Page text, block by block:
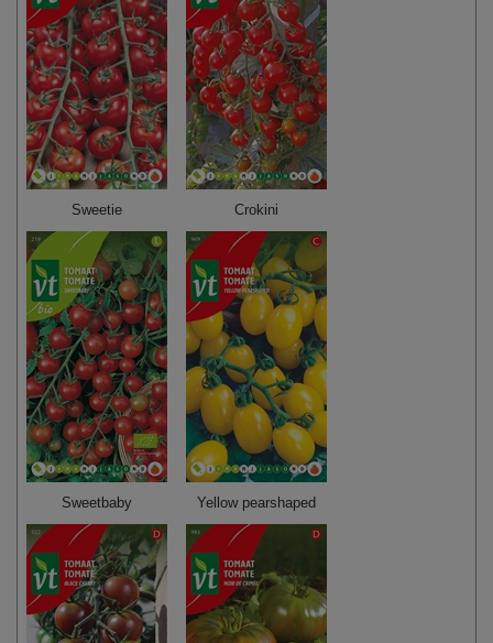
Sweetie Crokini
Sweetbaby Yellow pearshaped